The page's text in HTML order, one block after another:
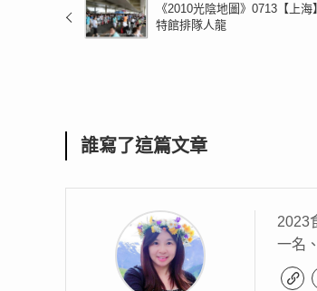
《2010光陰地圖》0713【上
特館排隊人龍
誰寫了這篇文章
2023
一名